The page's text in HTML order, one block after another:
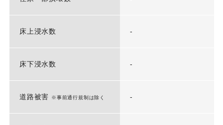
床上浸水数 -
床下浸水数 -
道路被害 ※事前通行規制は除く -